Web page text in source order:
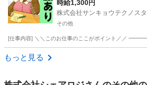
時給1,300円
株式会社サンキョウテクノス
その他
[仕事内容] ＼＼このお仕事のここがポイント／
埼玉 その他
もっと見る